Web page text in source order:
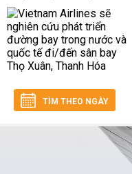
TÌM THEO NGÀY